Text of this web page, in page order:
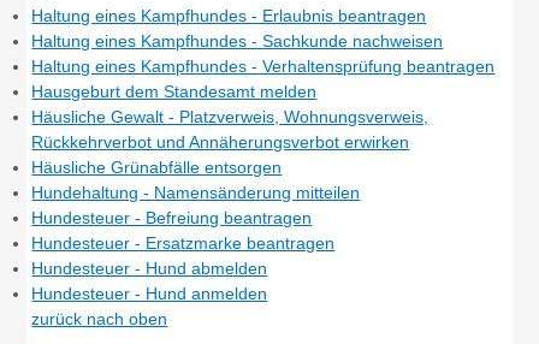
Haltung eines Kampfhundes - Erlaubnis beantragen
Haltung eines Kampfhundes - Sachkunde nachweisen
Haltung eines Kampfhundes - Verhaltensprüfung beantragen
Hausgeburt dem Standesamt melden
Häusliche Gewalt - Platzverweis, Wohnungsverweis,
Rückkehrverbot und Annäherungsverbot erwirken
Häusliche Grünabfälle entsorgen
Hundehaltung - Namensänderung mitteilen
Hundesteuer - Befreiung beantragen
Hundesteuer - Ersatzmarke beantragen
Hundesteuer - Hund abmelden
Hundesteuer - Hund anmelden
zurück nach oben